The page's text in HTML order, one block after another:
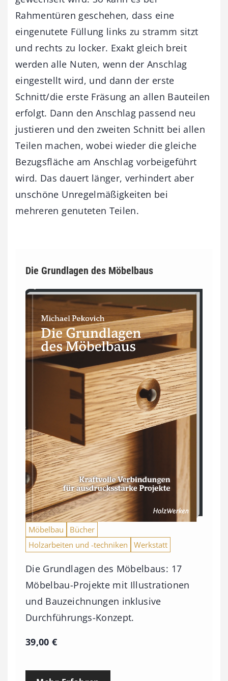
Rahmentüren geschehen, dass eine
eingenutete Füllung links zu stramm sitzt
und rechts zu locker. Exakt gleich breit
werden alle Nuten, wenn der Anschlag
eingestellt wird, und dann der erste
Schnitt/die erste Fräsung an allen Bauteilen
erfolgt. Dann den Anschlag passend neu
justieren und den zweiten Schnitt bei allen
Teilen machen, wobei wieder die gleiche
Bezugsfläche am Anschlag vorbeigeführt
wird. Das dauert länger, verhindert aber
unschöne Unregelmäßigkeiten bei
mehreren genuteten Teilen.
Die Grundlagen des Möbelbaus
Möbelbau
Bücher
Holzarbeiten und -techniken
Werkstatt
Die Grundlagen des Möbelbaus: 17
Möbelbau-Projekte mit Illustrationen
und Bauzeichnungen inklusive
Durchführungs-Konzept.
39,00€